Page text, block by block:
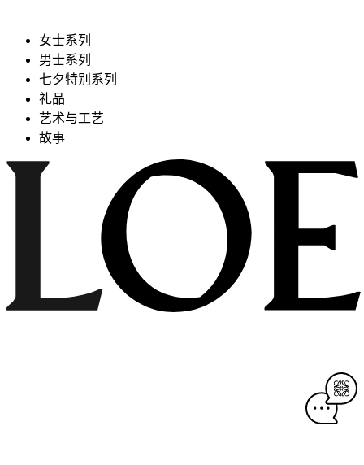
女士系列
男士系列
七夕特别系列
礼品
艺术与工艺
故事